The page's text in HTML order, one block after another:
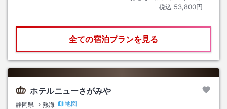
税込 53,800円
全ての宿泊プランを見る
ホテルニューさがみや
静岡県 熱海
地図